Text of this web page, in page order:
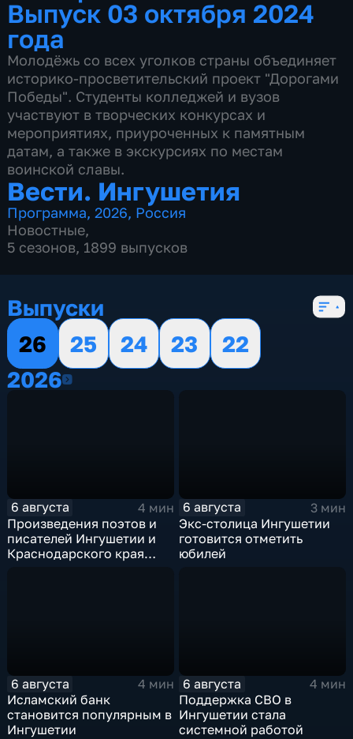
Выпуск 03 октября 2024
года
Молодёжь со всех уголков страны объединяет
историко-просветительский проект "Дорогами
Победы". Студенты колледжей и вузов
участвуют в творческих конкурсах и
мероприятиях, приуроченных к памятным
датам, а также в экскурсиях по местам
воинской славы.
Вести. Ингушетия
Программа,2026, Россия
Новостные,
5 сезонов, 1899 выпусков
Выпуски
26
25 24 23
22
20262026
6 августа
4 мин
Произведения поэтов и
писателей Ингушетии и
Краснодарского края
6 августа
3 мин
Экс-столица Ингушетии
готовится отметить
юбилей
6 августа
4 мин
Исламский банк
становится популярным в
Ингушетии
6 августа
4 мин
Поддержка СВО в
Ингушетии стала
системной работой